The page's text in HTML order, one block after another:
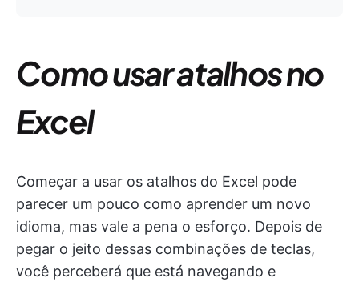
Como usar atalhos no
Excel
Começar a usar os atalhos do Excel pode
parecer um pouco como aprender um novo
idioma, mas vale a pena o esforço. Depois de
pegar o jeito dessas combinações de teclas,
você perceberá que está navegando e